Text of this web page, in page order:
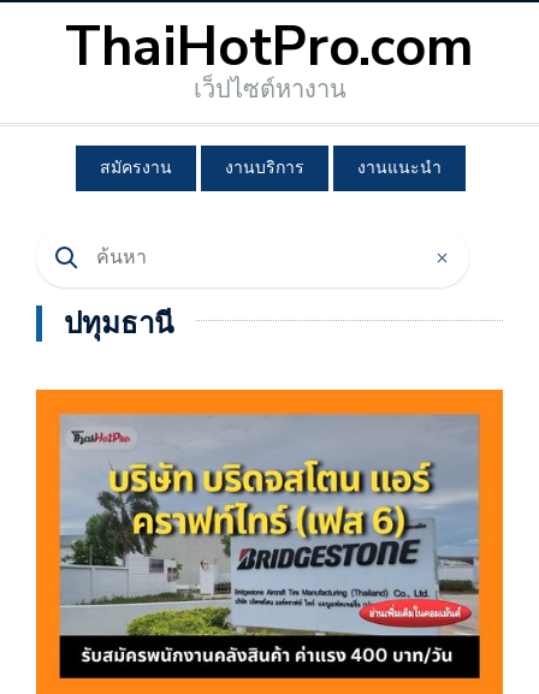
ThaiHotPro.com
เว็ปไซต์หางาน
สมัครงาน งานบริการ งานแนะนำ
ปทุมธานี